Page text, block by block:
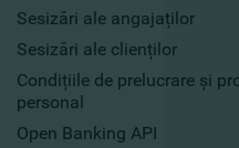
Sesizări ale angajaților
Sesizări ale clienților
Condițiile de prelucrare și
personal
Open Banking API